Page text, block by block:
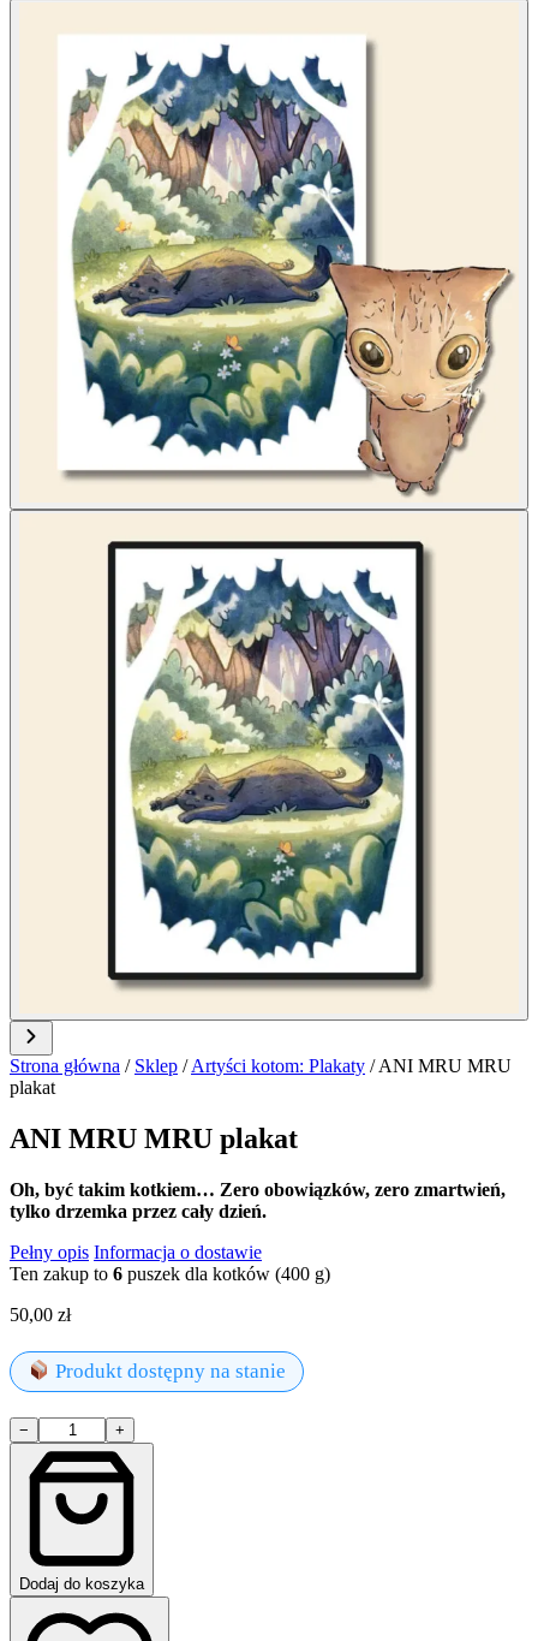
Strona główna / Sklep / Artyści kotom: Plakaty /ANI MRU MRU
plakat
ANI MRU MRU plakat
Oh, być takim kotkiem… Zero obowiązków, zero zmartwień,
tylko drzemka przez cały dzień.
Pełny opis Informacja o dostawie
Ten zakup to 6 puszek dla kotków (400 g)
50,00 zł
Produkt dostępny na stanie
ilość
ANI
MRU
− +
Dodaj do koszyka